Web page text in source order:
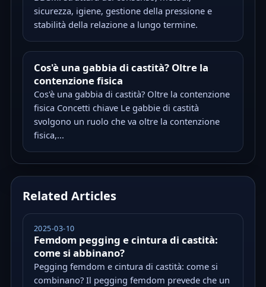
sicurezza, igiene, gestione della pressione e
stabilità della relazione a lungo termine.
Cos'è una gabbia di castità? Oltre la
contenzione fisica
Cos'è una gabbia di castità? Oltre la contenzione
fisica Concetti chiave Le gabbie di castità
svolgono un ruolo che va oltre la contenzione
fisica,...
Related Articles
2025-03-10
Femdom pegging e cintura di castità:
come si abbinano?
Pegging femdom e cintura di castità: come si
combinano? Il pegging femdom prevede che un